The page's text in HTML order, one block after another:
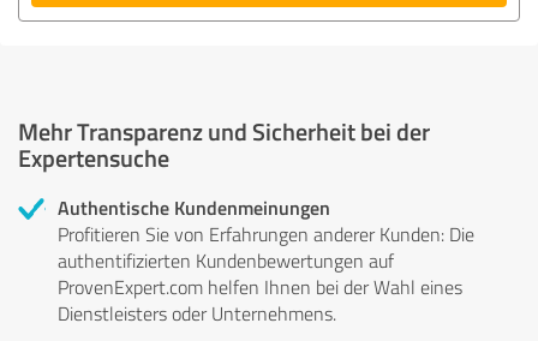
Mehr Transparenz und Sicherheit bei der
Expertensuche
Authentische Kundenmeinungen
Profitieren Sie von Erfahrungen anderer Kunden: Die
authentifizierten Kundenbewertungen auf
ProvenExpert.com helfen Ihnen bei der Wahl eines
Dienstleisters oder Unternehmens.